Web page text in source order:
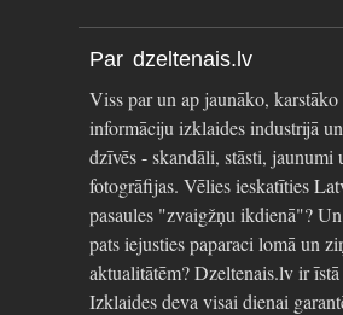
Par dzeltenais.lv
Viss par un ap jaunāko,
informāciju izklaides industrijā
dzīvēs - skandāli, stāsti, jaunumi
fotogrāfijas. Vēlies ieskatīties
pasaules "zvaigžņu ikdienā"?
pats iejusties paparaci lomā un
aktualitātēm? Dzeltenais.lv ir
Izklaides deva visai dienai